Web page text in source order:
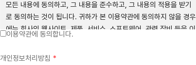
모든 내용에 동의하고, 그 내용을 준수하고, 그 내용의 적용을 받기
로 동의하는 것이 됩니다. 귀하가 본 이용약관에 동의하지 않을 경우
에는 회사의 웹사이트, 제품, 서비스, 소프트웨어, 관련 장비 등을 이
서비스 사용 전에 본 이용약관의 내용을 주의 깊게 읽으시기 바랍니
이용약관에 동의합니다.
개인정보처리방침 *